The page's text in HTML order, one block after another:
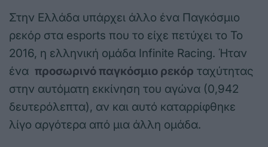
Στην Ελλάδα υπάρχει άλλο ένα Παγκόσμιο
ρεκόρ στα esports που το είχε πετύχει το Το
2016, η ελληνική ομάδα Infinite Racing. Ήταν
ένα προσωρινό παγκόσμιο ρεκόρ ταχύτητας
στην αυτόματη εκκίνηση του αγώνα (0,942
δευτερόλεπτα), αν και αυτό καταρρίφθηκε
λίγο αργότερα από μια άλλη ομάδα.